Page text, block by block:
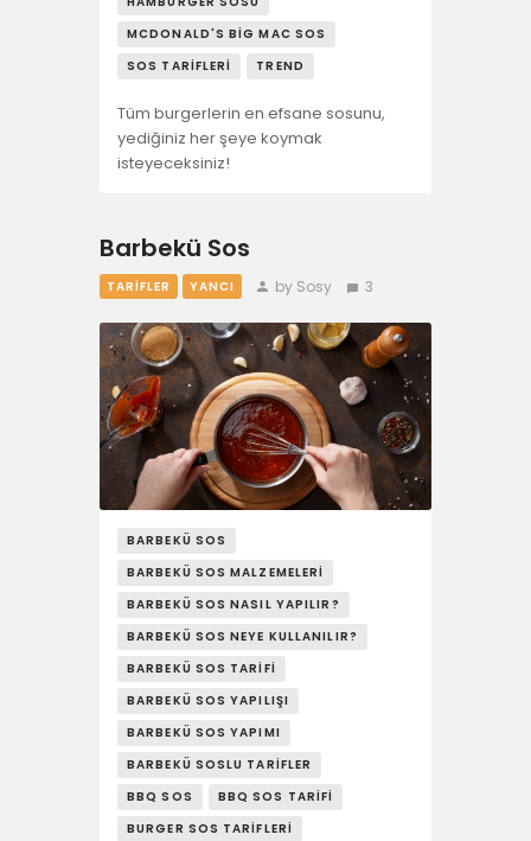
MCDONALD'S BIG MAC SOS
SOS TARIFLERI
TREND
Tüm burgerlerin en efsane sosunu,
yediğiniz her şeye koymak
isteyeceksiniz!
Barbekü Sos
TARIFLER YANCI by Sosy 3
BARBEKÜ SOS
BARBEKÜ SOS MALZEMELERI
BARBEKÜ SOS NASIL YAPILIR?
BARBEKÜ SOS NEYE KULLANILIR?
BARBEKÜ SOS TARIFI
BARBEKÜ SOS YAPILIŞI
BARBEKÜ SOS YAPIMI
BARBEKÜ SOSLU TARIFLER
BBQ SOS
BBQ SOS TARIFI
BURGER SOS TARIFLERI